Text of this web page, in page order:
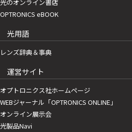
光のオンライン書店
OPTRONICS eBOOK
光用語
レンズ辞典＆事典
運営サイト
オプトロニクス社ホームページ
WEBジャーナル「OPTRONICS ONLINE」
オンライン展示会
光製品Navi